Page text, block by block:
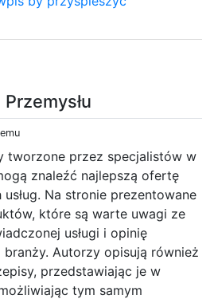
tworzone przez specjalistów w
znaleźć najlepszą ofertę
Na stronie prezentowane
które są warte uwagi ze
usługi i opinię
Autorzy opisują również
przedstawiając je w
tym samym